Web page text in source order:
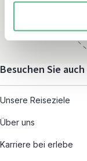
Besuchen Sie auch
Unsere Reiseziele
Über uns
Karriere bei erlebe